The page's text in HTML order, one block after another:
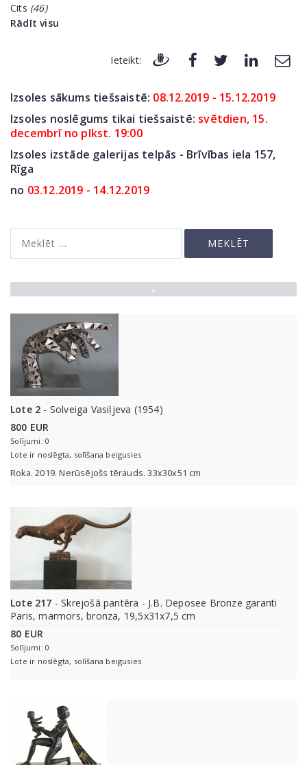
Cits (46)
Rādīt visu
Ieteikt:
Izsoles sākums tiešsaistē: 08.12.2019 - 15.12.2019
Izsoles noslēgums tikai tiešsaistē: svētdien, 15.
decembrī no plkst. 19:00
Izsoles izstāde galerijas telpās - Brīvības iela 157,
Rīga
no 03.12.2019 - 14.12.2019
Lote 2 - Solveiga Vasiļjeva (1954)
800 EUR
Solījumi: 0
Lote ir noslēgta, solīšana beigusies
Roka. 2019. Nerūsējošs tērauds. 33x30x51 cm
Lote 217 - Skrejošā pantēra - J.B. Deposee Bronze garanti
Paris, marmors, bronza, 19,5x31x7,5 cm
80 EUR
Solījumi: 0
Lote ir noslēgta, solīšana beigusies